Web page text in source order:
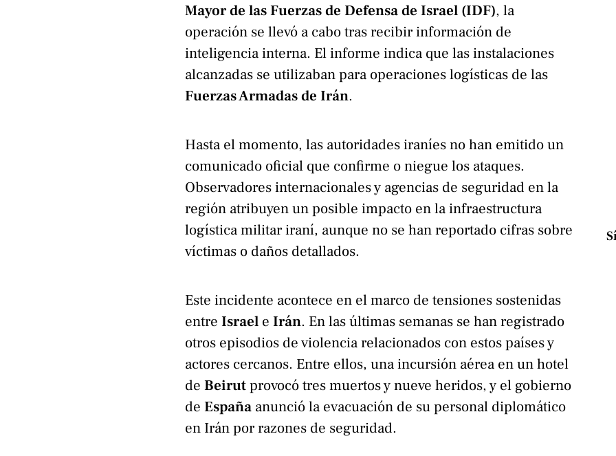
Mayor de las Fuerzas de Defensa de Israel (IDF), la
operación se llevó a cabo tras recibir información de
inteligencia interna. El informe indica que las instalaciones
alcanzadas se utilizaban para operaciones logísticas de las
Fuerzas Armadas de Irán.
Hasta el momento, las autoridades iraníes no han emitido un
comunicado oficial que confirme o niegue los ataques.
Observadores internacionales y agencias de seguridad en la
región atribuyen un posible impacto en la infraestructura
logística militar iraní, aunque no se han reportado cifras sobre
víctimas o daños detallados.
Este incidente acontece en el marco de tensiones sostenidas
entreIsrael eIrán. En las últimas semanas se han registrado
otros episodios de violencia relacionados con estos países y
actores cercanos. Entre ellos, una incursión aérea en un hotel
deBeirutprovocó tres muertos y nueve heridos, y el gobierno
deEspaña anunció la evacuación de su personal diplomático
en Irán por razones de seguridad.